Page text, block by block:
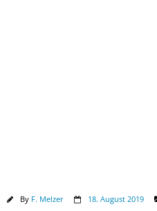
By F. Melzer 18. August 2019